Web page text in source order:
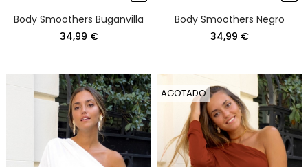
Body Smoothers Buganvilla
34,99 €
Body Smoothers Negro
34,99 €
AGOTADO